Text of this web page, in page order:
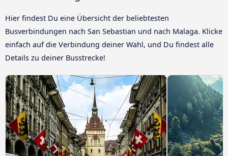
Hier findest Du eine Übersicht der beliebtesten
Busverbindungen nach San Sebastian und nach Malaga. Klicke
einfach auf die Verbindung deiner Wahl, und Du findest alle
Details zu deiner Busstrecke!